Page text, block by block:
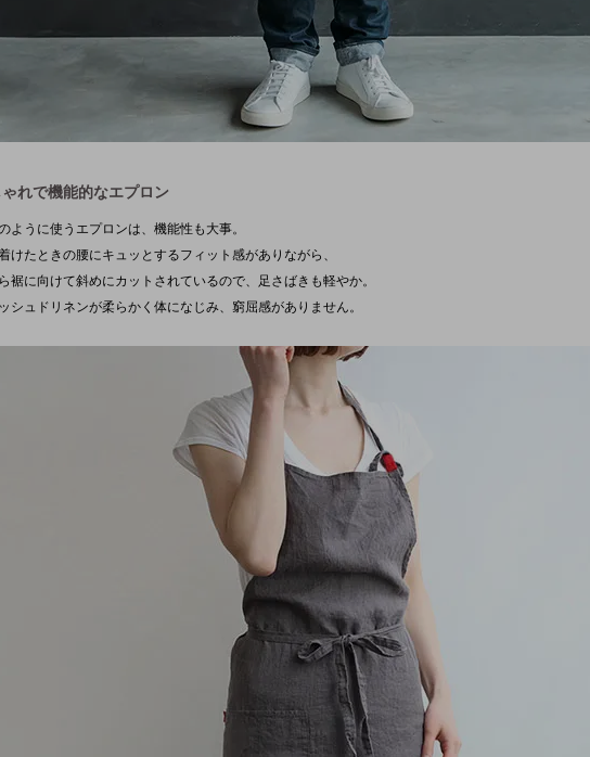
れで機能的なエプロン
ように使うエプロンは、機能性も大事。
けたときの腰にキュッとするフィット感がありながら、
裾に向けて斜めにカットされているので、足さばきも軽やか。
シュドリネンが柔らかく体になじみ、窮屈感がありません。